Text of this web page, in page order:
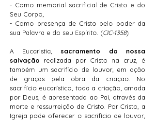
- Como memorial sacrificial de Cristo e do
Seu Corpo,
- Como presença de Cristo pelo poder da
sua Palavra e do seu Espírito. (CIC-1358)
A Eucaristia, sacramento da nossa
salvação realizada por Cristo na cruz, é
também um sacrifício de louvor, em ação
de graças pela obra da criação. No
sacrifício eucarístico, toda a criação, amada
por Deus, é apresentada ao Pai, através da
morte e ressurreição de Cristo. Por Cristo, a
Igreja pode oferecer o sacrifício de louvor,